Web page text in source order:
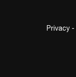
Privacy -